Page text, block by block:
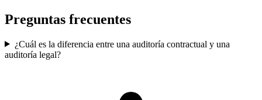
Preguntas frecuentes
¿Cuál es la diferencia entre una auditoría contractual y una
auditoría legal?